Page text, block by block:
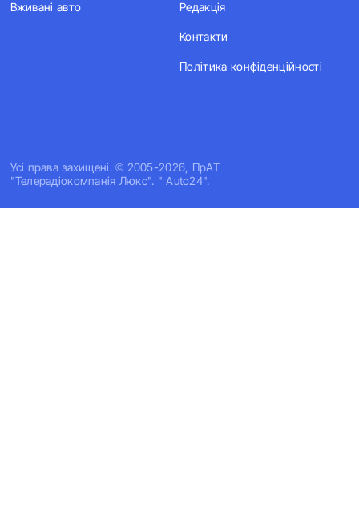
Усi права захищенi. © 2005-2026, ПрАТ
"Телерадіокомпанія Люкс". " Auto24".
Вживані авто Редакція
Контакти
Політика конфіденційності